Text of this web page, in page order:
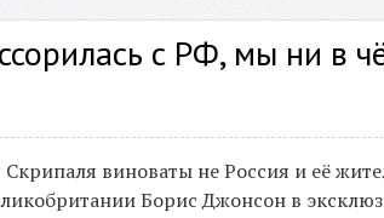
с РФ, мы ни в
виноваты не Россия и её
Борис Джонсон в